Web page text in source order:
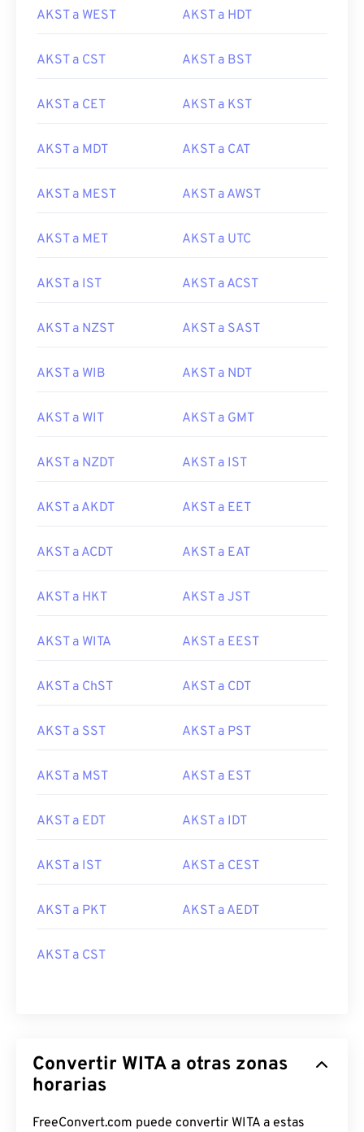
AKST a WEST AKST a HDT
AKST a CST AKST a BST
AKST a CET AKST a KST
AKST a MDT AKST a CAT
AKST a MEST AKST a AWST
AKST a MET AKST a UTC
AKST a IST AKST a ACST
AKST a NZST AKST a SAST
AKST a WIB AKST a NDT
AKST a WIT AKST a GMT
AKST a NZDT AKST a IST
AKST a AKDT AKST a EET
AKST a ACDT AKST a EAT
AKST a HKT AKST a JST
AKST a WITA AKST a EEST
AKST a ChST AKST a CDT
AKST a SST AKST a PST
AKST a MST AKST a EST
AKST a EDT AKST a IDT
AKST a IST AKST a CEST
AKST a PKT AKST a AEDT
AKST a CST
Convertir WITA a otras zonas
horarias
FreeConvert.com puede convertir WITA a estas